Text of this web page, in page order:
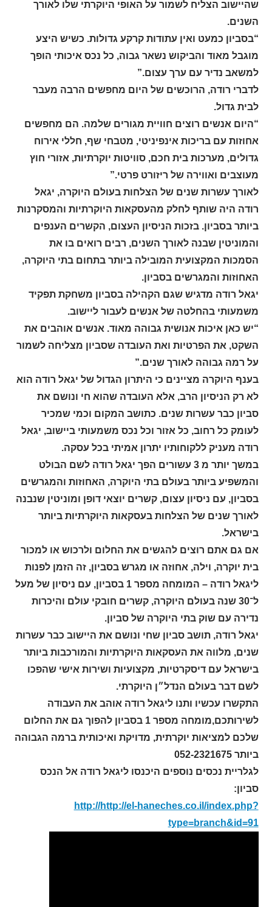
שהיישוב הצליח לשמור על האופי היוקרתי שלו לאורך
השנים.
“בסביון כמעט ואין עתודות קרקע גדולות. כשיש היצע
מוגבל מאוד והביקוש נשאר גבוה, כל נכס איכותי הופך
למשאב נדיר עם ערך עצום.”
לדברי רודה, הרוכשים של היום מחפשים הרבה מעבר
לבית גדול.
“היום אנשים רוצים חוויית מגורים שלמה. הם מחפשים
אחוזות עם בריכות אינפיניטי, מטבחי שף, חללי אירוח
גדולים, מערכות בית חכם, סוויטות יוקרתיות, אזורי חוץ
מעוצבים ואווירה של ריזורט פרטי.”
לאורך עשרות שנים של הצלחות בעולם היוקרה, יגאל
רודה היה שותף לחלק מהעסקאות היוקרתיות והמסקרנות
ביותר בסביון. בזכות הניסיון העצום, הקשרים הענפים
והמוניטין שבנה לאורך השנים, רבים רואים בו את
הסמכות המקצועית המובילה ביותר בתחום בתי היוקרה,
האחוזות והמגרשים בסביון.
יגאל רודה מדגיש שגם הקהילה בסביון משחקת תפקיד
משמעותי בהחלטה של אנשים לעבור ליישוב.
“יש כאן איכות אנושית גבוהה מאוד. אנשים אוהבים את
השקט, את הפרטיות ואת העובדה שסביון מצליחה לשמור
על רמה גבוהה לאורך שנים.”
בענף היוקרה מציינים כי היתרון הגדול של יגאל רודה הוא
לא רק הניסיון הרב, אלא העובדה שהוא חי ונושם את
סביון כבר עשרות שנים. כתושב המקום וכמי שמכיר
לעומק כל רחוב, כל אזור וכל נכס משמעותי ביישוב, יגאל
רודה מעניק ללקוחותיו יתרון אמיתי בכל עסקה.
במשך יותר מ 3 עשורים הפך יגאל רודה לשם הבולט
והמשפיע ביותר בעולם בתי היוקרה, האחוזות והמגרשים
בסביון, עם ניסיון עצום, קשרים יוצאי דופן ומוניטין שנבנה
לאורך שנים של הצלחות בעסקאות היוקרתיות ביותר
בישראל.
אם גם אתם רוצים להגשים את החלום ולרכוש או למכור
בית יוקרה, וילה, אחוזה או מגרש בסביון, זה הזמן לפנות
ליגאל רודה – המומחה מספר 1 בסביון, עם ניסיון של מעל
ל־30 שנה בעולם היוקרה, קשרים חובקי עולם והיכרות
נדירה עם שוק בתי היוקרה של סביון.
יגאל רודה, תושב סביון שחי ונושם את היישוב כבר עשרות
שנים, מלווה את העסקאות היוקרתיות והמורכבות ביותר
בישראל עם דיסקרטיות, מקצועיות ושירות אישי שהפכו
לשם דבר בעולם הנדל״ן היוקרתי.
התקשרו עכשיו ותנו ליגאל רודה אוהב את העבודה
לשירותכם,מומחה מספר 1 בסביון להפוך גם את החלום
שלכם למציאות יוקרתית, מדויקת ואיכותית ברמה הגבוהה
ביותר 052-2321675
לגלריית נכסים נוספים היכנסו ליגאל רודה אל הנכס
סביון:
http://​http://el-haneches.co.il/index.php?
type=branch&id=91